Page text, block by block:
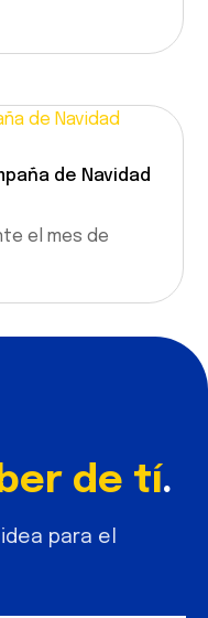
de Navidad
el mes de
de tí.
para el